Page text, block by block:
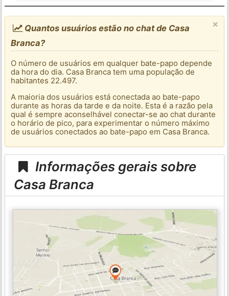
×
Quantos usuários estão no chat de Casa
Branca?
O número de usuários em qualquer bate-papo depende
da hora do dia. Casa Branca tem uma população de
habitantes 22.497.
A maioria dos usuários está conectada ao bate-papo
durante as horas da tarde e da noite. Esta é a razão pela
qual é sempre aconselhável conectar-se ao chat durante
o horário de pico, para experimentar o número máximo
de usuários conectados ao bate-papo em Casa Branca.
Informações gerais sobre
Casa Branca